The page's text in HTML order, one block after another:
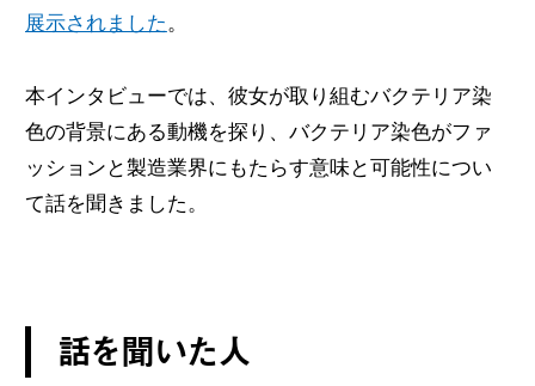
展示されました 。
本インタビューでは、彼女が取り組むバクテリア染
色の背景にある動機を探り、バクテリア染色がファ
ッションと製造業界にもたらす意味と可能性につい
て話を聞きました。
話を聞いた人